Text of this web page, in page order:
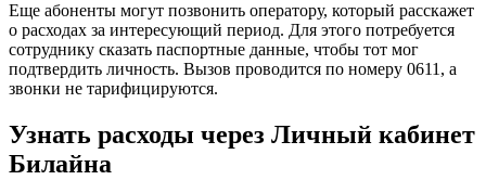
Еще абоненты могут позвонить оператору, который расскажет
о расходах за интересующий период. Для этого потребуется
сотруднику сказать паспортные данные, чтобы тот мог
подтвердить личность. Вызов проводится по номеру 0611, а
звонки не тарифицируются.
Узнать расходы через Личный кабинет
Билайна